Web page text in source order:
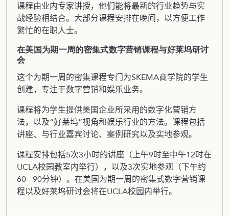
课程由业内专家讲授，他们能将最新的行业趋势与实
战经验相结合。大部分课程安排在晚间，以方便工作
繁忙的在职人士。
在美国为期一周的密集式数字营销课程与好莱坞研讨
会
这个为期一周的密集课程专门为SKEMA商学院的学生
创建，专注于数字营销和娱乐业务。
课程将为学生提供美国企业所采用的数字化营销方
法，以及“好莱坞”视角和娱乐行业的方法。课程包括
讲座、与行业嘉宾讨论、案例研究以及实地参观。
课程安排包括5次3小时的讲座（上午9时至中午12时在
UCLA校园教室内举行），以及3次实地参观（下午约
60 - 90分钟）。在美国为期一周的密集式数字营销课
程以及好莱坞研讨会将在UCLA校园内举行。